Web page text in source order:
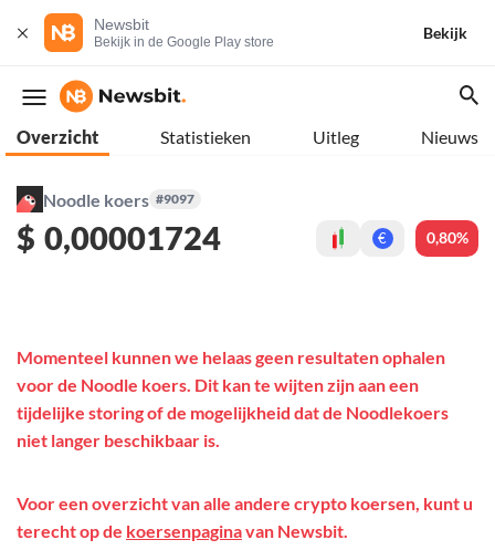
Newsbit
Bekijk in de Google Play store
Bekijk
Overzicht Statistieken Uitleg Nieuws
Noodle koers #9097
$ 0,00001724 € 0,80%
Momenteel kunnen we helaas geen resultaten ophalen
voor de Noodle koers. Dit kan te wijten zijn aan een
tijdelijke storing of de mogelijkheid dat de Noodlekoers
niet langer beschikbaar is.
Voor een overzicht van alle andere crypto koersen, kunt u
terecht op de koersenpaginavan Newsbit.